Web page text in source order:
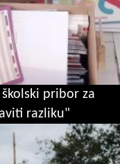
pribor za
razliku"